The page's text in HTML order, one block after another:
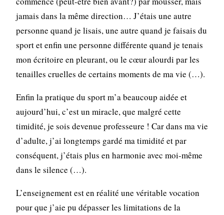
jamais dans la même direction… J’étais une autre
personne quand je lisais, une autre quand je faisais du
sport et enfin une personne différente quand je tenais
mon écritoire en pleurant, ou le cœur alourdi par les
tenailles cruelles de certains moments de ma vie (…).
Enfin la pratique du sport m’a beaucoup aidée et
aujourd’hui, c’est un miracle, que malgré cette
timidité, je sois devenue professeure ! Car dans ma vie
d’adulte, j’ai longtemps gardé ma timidité et par
conséquent, j’étais plus en harmonie avec moi-même
dans le silence (…).
L’enseignement est en réalité une véritable vocation
pour que j’aie pu dépasser les limitations de la